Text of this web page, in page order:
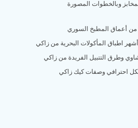
وبالخطوات المصورة
من أعماق المطبخ السوري
اطباق المأكولات البحرية من زاكي
وطرق التتبيل الفريدة من زاكي
احترافي وصفات كيك زاكي